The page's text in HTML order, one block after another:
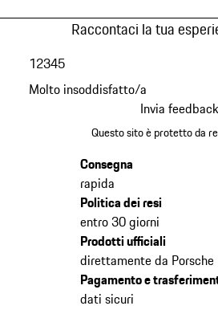
Raccontaci la tua
Molto insoddisfatto/a
12345
Invia feedback
Questo sito è protetto da
Consegna
rapida
Politica dei resi
entro 30 giorni
Prodotti ufficiali
direttamente da Porsche
Pagamento e
dati sicuri